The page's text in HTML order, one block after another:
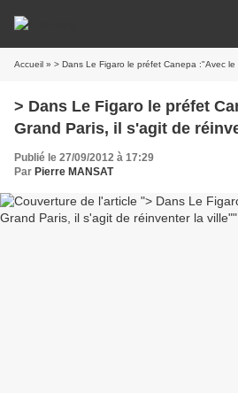
Accueil » > Dans Le Figaro le préfet Canepa :"Avec le
> Dans Le Figaro le préfet
Grand Paris, il s'agit de
Publié le 27/09/2012 à 17:29
Par Pierre MANSAT